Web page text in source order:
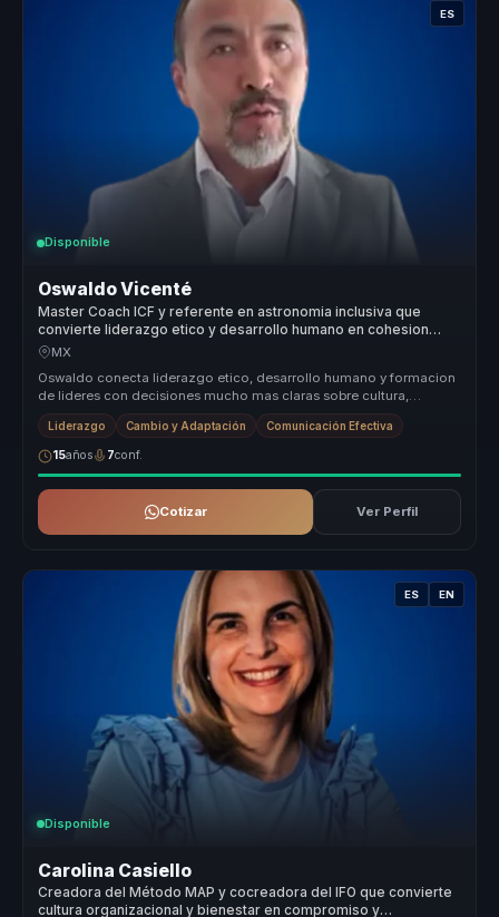
ES
Disponible
Oswaldo Vicenté
Master Coach ICF y referente en astronomia inclusiva que
convierte liderazgo etico y desarrollo humano en cohesion
para empresas y equipos.
MX
Oswaldo conecta liderazgo etico, desarrollo humano y formacion
de lideres con decisiones mucho mas claras sobre cultura,
direccion y ejem...
Liderazgo Cambio y Adaptación Comunicación Efectiva
15años 7conf.
Cotizar Ver Perfil
ES EN
Disponible
Carolina Casiello
Creadora del Método MAP y cocreadora del IFO que convierte
cultura organizacional y bienestar en compromiso y